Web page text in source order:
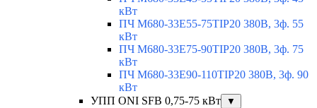
кВт
ПЧ M680-33E55-75TIP20 380В, 3ф. 55
кВт
ПЧ M680-33E75-90TIP20 380В, 3ф. 75
кВт
ПЧ M680-33E90-110TIP20 380В, 3ф. 90
кВт
УПП ONI SFB 0,75-75 кВт
▼